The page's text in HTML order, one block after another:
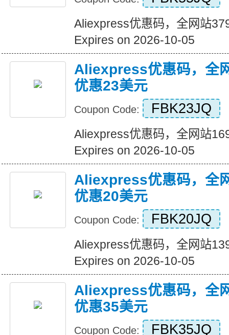
Aliexpress优惠码，全网站
Expires on 2026-10-05
Aliexpress优惠码，全
优惠23美元
Coupon Code: FBK23JQ
Aliexpress优惠码，全网站
Expires on 2026-10-05
Aliexpress优惠码，全
优惠20美元
Coupon Code: FBK20JQ
Aliexpress优惠码，全网站
Expires on 2026-10-05
Aliexpress优惠码，全
优惠35美元
Coupon Code: FBK35JQ